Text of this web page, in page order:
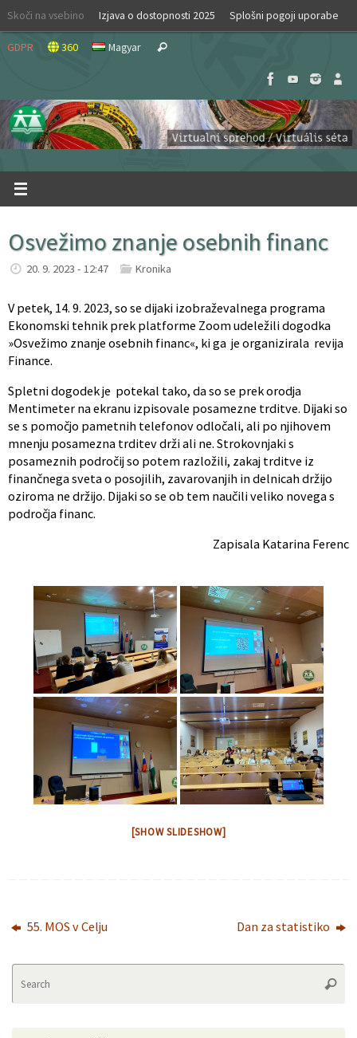
Skip
content
Skoči na vsebino Izjava o dostopnosti 2025 Splošni pogoji uporabe
GDPR 360 Magyar Search
Osvežimo znanje osebnih financ
20. 9. 2023 - 12:47 Kronika
V petek, 14. 9. 2023, so se dijaki izobraževalnega programa
Ekonomski tehnik prek platforme Zoom udeležili dogodka
»Osvežimo znanje osebnih financ«, ki ga je organizirala revija
Finance.
Spletni dogodek je potekal tako, da so se prek orodja
Mentimeter na ekranu izpisovale posamezne trditve. Dijaki so
se s pomočjo pametnih telefonov odločali, ali po njihovem
mnenju posamezna trditev drži ali ne. Strokovnjaki s
posameznih področij so potem razložili, zakaj trditve iz
finančnega sveta o posojilih, zavarovanjih in delnicah držijo
oziroma ne držijo. Dijaki so se ob tem naučili veliko novega s
področja financ.
Zapisala Katarina Ferenc
[SHOW SLIDESHOW]
55. MOS v Celju Dan za statistiko